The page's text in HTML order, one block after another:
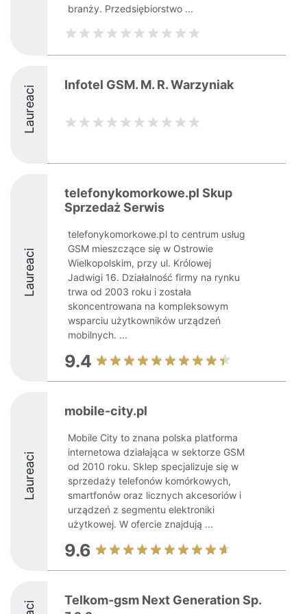
branży. Przedsiębiorstwo ...
Laureaci Infotel GSM. M. R. Warzyniak
Laureaci
telefonykomorkowe.pl Skup
Sprzedaż Serwis
telefonykomorkowe.pl to centrum usług
GSM mieszczące się w Ostrowie
Wielkopolskim, przy ul. Królowej
Jadwigi 16. Działalność firmy na rynku
trwa od 2003 roku i została
skoncentrowana na kompleksowym
wsparciu użytkowników urządzeń
mobilnych. ...
9.4
Laureaci
mobile-city.pl
Mobile City to znana polska platforma
internetowa działająca w sektorze GSM
od 2010 roku. Sklep specjalizuje się w
sprzedaży telefonów komórkowych,
smartfonów oraz licznych akcesoriów i
urządzeń z segmentu elektroniki
użytkowej. W ofercie znajdują ...
9.6
Telkom-gsm Next Generation Sp.